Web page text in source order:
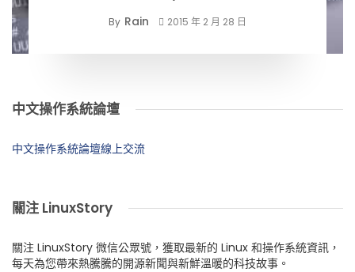
By Rain 2015 年 2 月 28 日
中文操作系統論壇
中文操作系統論壇線上交流
關注 LinuxStory
關注 LinuxStory 微信公眾號，獲取最新的 Linux 和操作系統資訊，
每天為您帶來熱騰騰的開源新聞與新鮮溫暖的科技故事。